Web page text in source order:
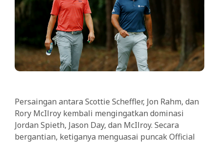
Persaingan antara Scottie Scheffler, Jon Rahm, dan
Rory McIlroy kembali mengingatkan dominasi
Jordan Spieth, Jason Day, dan McIlroy. Secara
bergantian, ketiganya menguasai puncak Official